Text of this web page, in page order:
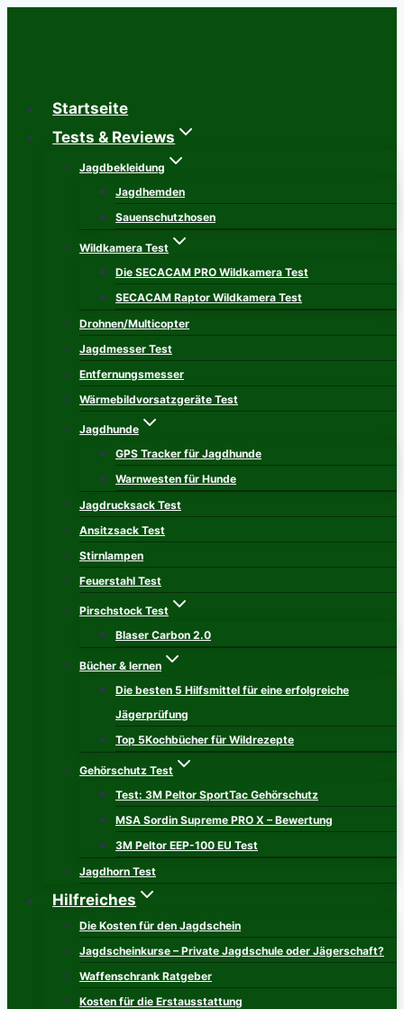
Startseite
Tests & Reviews
Jagdbekleidung
Jagdhemden
Sauenschutzhosen
Wildkamera Test
Die SECACAM PRO Wildkamera Test
SECACAM Raptor Wildkamera Test
Drohnen/Multicopter
Jagdmesser Test
Entfernungsmesser
Wärmebildvorsatzgeräte Test
Jagdhunde
GPS Tracker für Jagdhunde
Warnwesten für Hunde
Jagdrucksack Test
Ansitzsack Test
Stirnlampen
Feuerstahl Test
Pirschstock Test
Blaser Carbon 2.0
Bücher & lernen
Die besten 5 Hilfsmittel für eine erfolgreiche
Jägerprüfung
Top 5Kochbücher für Wildrezepte
Gehörschutz Test
Test: 3M Peltor SportTac Gehörschutz
MSA Sordin Supreme PRO X – Bewertung
3M Peltor EEP-100 EU Test
Jagdhorn Test
Hilfreiches
Die Kosten für den Jagdschein
Jagdscheinkurse – Private Jagdschule oder Jägerschaft?
Waffenschrank Ratgeber
Kosten für die Erstausstattung